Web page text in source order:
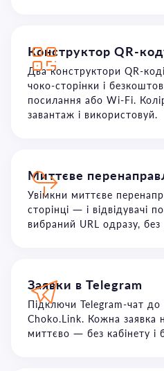
Конструктор QR-
Два конструктори QR-
чоко-сторінки і
посилання або Wi-Fi.
завантаж і використовуй.
Миттєве
Увімкни миттєве
сторінці — і відвідувачі
вибраний URL одразу, без
Заявки в Telegram
Підключи Telegram-чат до
Choko.Link. Кожна заявка
миттєво — без кабінету і